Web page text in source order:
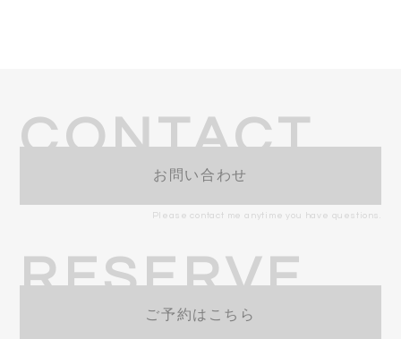
CONTACT
お問い合わせ
Please contact me anytime you have questions.
RESERVE
ご予約はこちら